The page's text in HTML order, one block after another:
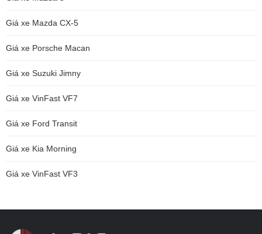
Giá xe Mazda CX-5
Giá xe Porsche Macan
Giá xe Suzuki Jimny
Giá xe VinFast VF7
Giá xe Ford Transit
Giá xe Kia Morning
Giá xe VinFast VF3